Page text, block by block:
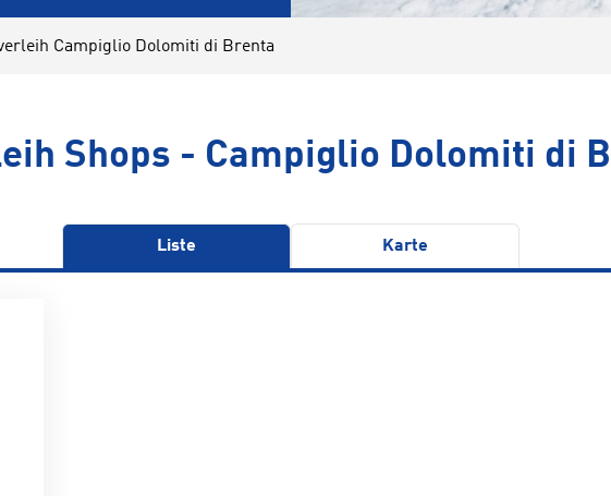
Campiglio Dolomiti di Brenta
Shops - Campiglio Dolomiti di
Liste Karte